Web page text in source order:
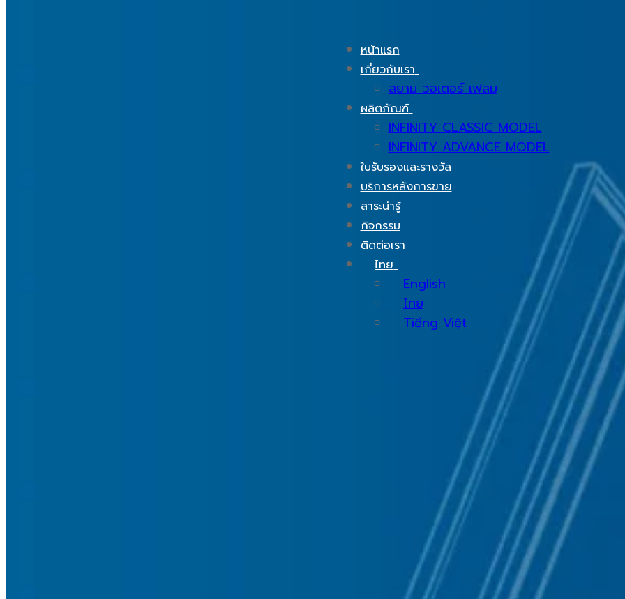
หน้าแรก
เกี่ยวกับเรา
สยาม วอเตอร์ เฟลม
ผลิตภัณฑ์
INFINITY CLASSIC MODEL
INFINITY ADVANCE MODEL
ใบรับรองและรางวัล
บริการหลังการขาย
สาระน่ารู้
กิจกรรม
ติดต่อเรา
ไทย
English
ไทย
Tiếng Việt